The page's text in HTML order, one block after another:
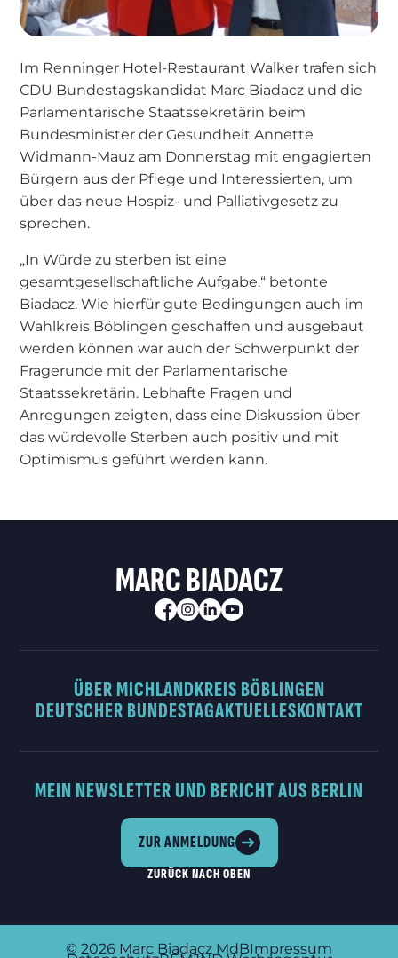
Im Renninger Hotel-Restaurant Walker trafen sich
CDU Bundestagskandidat Marc Biadacz und die
Parlamentarische Staatssekretärin beim
Bundesminister der Gesundheit Annette
Widmann-Mauz am Donnerstag mit engagierten
Bürgern aus der Pflege und Interessierten, um
über das neue Hospiz- und Palliativgesetz zu
sprechen.
„In Würde zu sterben ist eine
gesamtgesellschaftliche Aufgabe.“ betonte
Biadacz. Wie hierfür gute Bedingungen auch im
Wahlkreis Böblingen geschaffen und ausgebaut
werden können war auch der Schwerpunkt der
Fragerunde mit der Parlamentarische
Staatssekretärin. Lebhafte Fragen und
Anregungen zeigten, dass eine Diskussion über
das würdevolle Sterben auch positiv und mit
Optimismus geführt werden kann.
MARC BIADACZ
ÜBER MICHLANDKREIS BÖBLINGEN
DEUTSCHER BUNDESTAGAKTUELLESKONTAKT
MEIN NEWSLETTER UND BERICHT AUS BERLIN
ZUR ANMELDUNG
ZURÜCK NACH OBEN
© 2026 Marc Biadacz MdBImpressum